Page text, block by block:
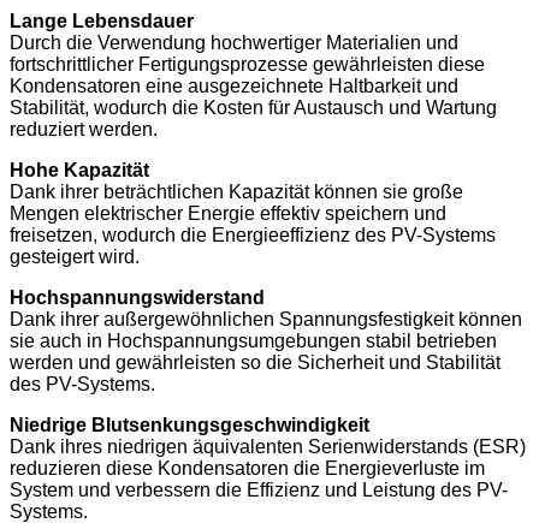
Lange Lebensdauer
Durch die Verwendung hochwertiger Materialien und
fortschrittlicher Fertigungsprozesse gewährleisten diese
Kondensatoren eine ausgezeichnete Haltbarkeit und
Stabilität, wodurch die Kosten für Austausch und Wartung
reduziert werden.
Hohe Kapazität
Dank ihrer beträchtlichen Kapazität können sie große
Mengen elektrischer Energie effektiv speichern und
freisetzen, wodurch die Energieeffizienz des PV-Systems
gesteigert wird.
Hochspannungswiderstand
Dank ihrer außergewöhnlichen Spannungsfestigkeit können
sie auch in Hochspannungsumgebungen stabil betrieben
werden und gewährleisten so die Sicherheit und Stabilität
des PV-Systems.
Niedrige Blutsenkungsgeschwindigkeit
Dank ihres niedrigen äquivalenten Serienwiderstands (ESR)
reduzieren diese Kondensatoren die Energieverluste im
System und verbessern die Effizienz und Leistung des PV-
Systems.